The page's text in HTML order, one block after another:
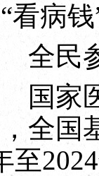
看病
全民
家医
全国
至